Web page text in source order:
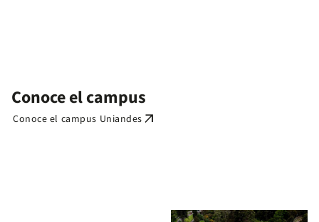
Conoce el campus
Conoce el campus Uniandes arrow_outward